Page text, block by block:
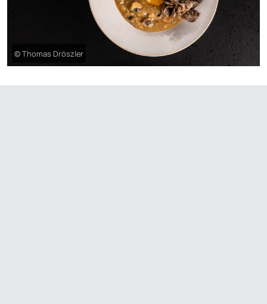
© Thomas Dröszler